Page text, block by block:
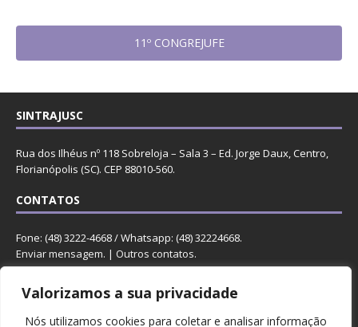
Valorizamos a sua privacidade
Nós utilizamos cookies para coletar e analisar informação
11º CONGREJUFE
SINTRAJUSC
Rua dos Ilhéus nº 118 Sobreloja – Sala 3 – Ed. Jorge Daux, Centro,
Florianópolis (SC). CEP 88010-560.
CONTATOS
Fone: (48) 3222-4668 / Whatsapp: (48) 32224668.
Enviar mensagem. | Outros contatos.
REDES